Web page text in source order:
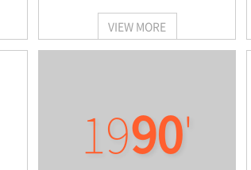
VIEW MORE
1990'